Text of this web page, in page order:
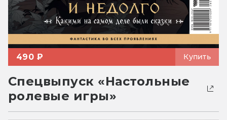
490 ₽ Купить
Спецвыпуск «Настольные
ролевые игры»